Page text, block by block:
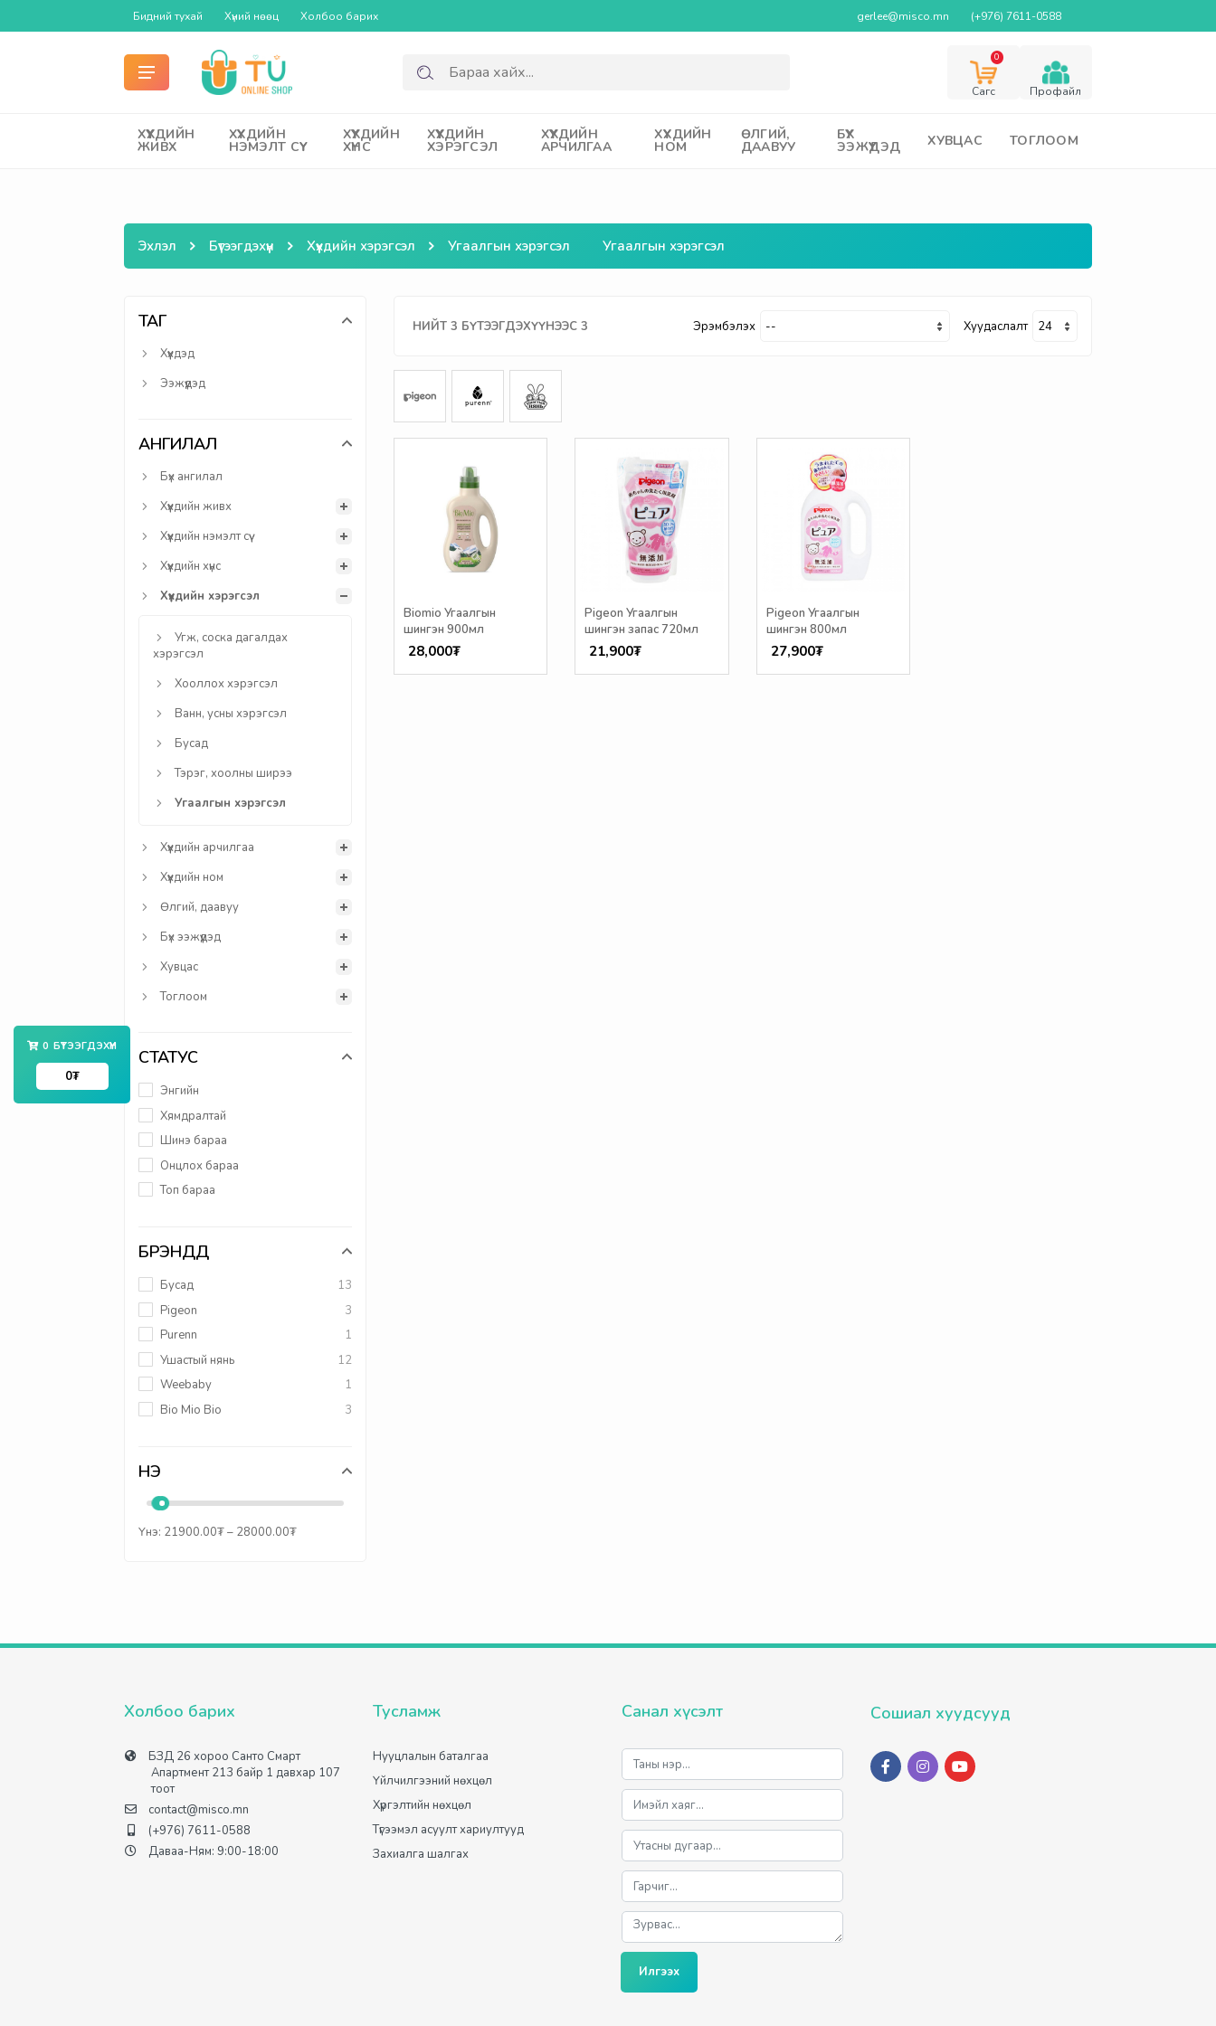
Бидний тухай Хүний нөөц Холбоо барих gerlee@misco.mn (+976) 7611-0588
0
Cагс Профайл
ХҮҮХДИЙН
ЖИВХ
ХҮҮХДИЙН
НЭМЭЛТ СҮҮ
ХҮҮХДИЙН
ХҮНС
ХҮҮХДИЙН
ХЭРЭГСЭЛ
ХҮҮХДИЙН
АРЧИЛГАА
ХҮҮХДИЙН
НОМ
ӨЛГИЙ,
ДААВУУ
БҮХ
ЭЭЖҮҮДЭД ХУВЦАС ТОГЛООМ
Эхлэл Бүтээгдэхүүн Хүүхдийн хэрэгсэл Угаалгын хэрэгсэл Угаалгын хэрэгсэл
ТАГ
Хүүхдэд
Ээжүүдэд
АНГИЛАЛ
Бүх ангилал
Хүүхдийн живх
Хүүхдийн нэмэлт сүү
Хүүхдийн хүнс
Хүүхдийн хэрэгсэл
Угж, соска дагалдах
хэрэгсэл
Хооллох хэрэгсэл
Ванн, усны хэрэгсэл
Бусад
Тэрэг, хоолны ширээ
Угаалгын хэрэгсэл
Хүүхдийн арчилгаа
Хүүхдийн ном
Өлгий, даавуу
Бүх ээжүүдэд
Хувцас
Тоглоом
СТАТУС
Энгийн
Хямдралтай
Шинэ бараа
Онцлох бараа
Топ бараа
БРЭНДҮҮД
Бусад
13
Pigeon
3
Purenn
1
Ушастый нянь
12
Weebaby
1
Bio Mio Bio
3
ҮНЭ
Үнэ: 21900.00₮– 28000.00₮
НИЙТ 3 БҮТЭЭГДЭХҮҮНЭЭС 3 Эрэмбэлэх Хуудаслалт
Biomio Угаалгын
шингэн 900мл
28,000₮
Pigeon Угаалгын
шингэн запас 720мл
21,900₮
Pigeon Угаалгын
шингэн 800мл
27,900₮
Холбоо барих
БЗД 26 хороо Санто Смарт
Апартмент 213 байр 1 давхар 107
тоот
contact@misco.mn
(+976) 7611-0588
Даваа-Ням: 9:00-18:00
Тусламж
Нууцлалын баталгаа
Үйлчилгээний нөхцөл
Хүргэлтийн нөхцөл
Түгээмэл асуулт хариултууд
Захиалга шалгах
Санал хүсэлт
Илгээх
Сошиал хуудсууд
0 БҮТЭЭГДЭХҮҮН
0₮